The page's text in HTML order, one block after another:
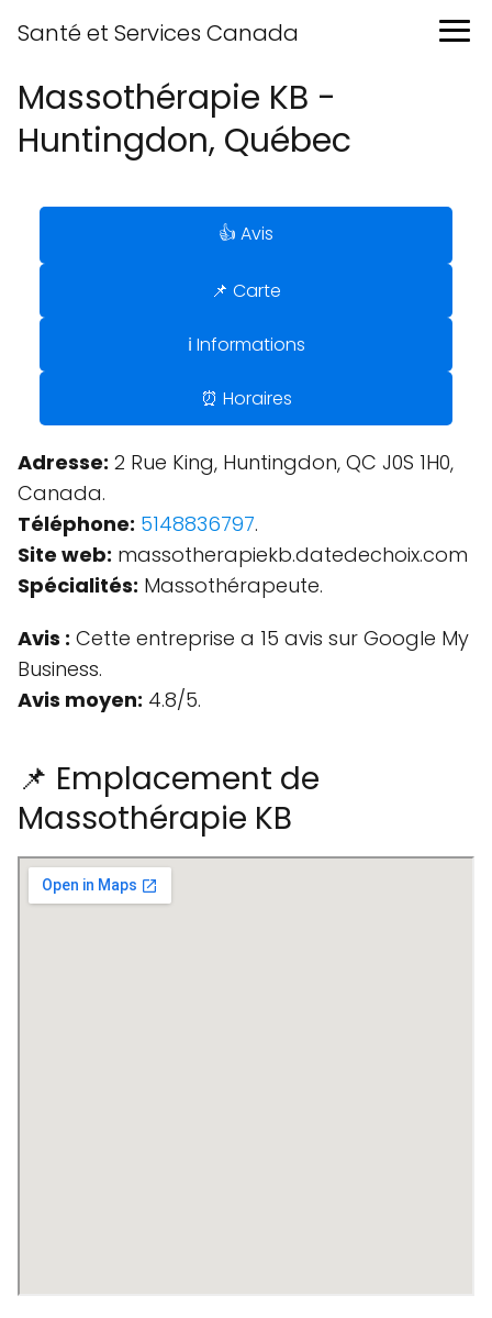
Santé et Services Canada
Massothérapie KB -
Huntingdon, Québec
👍 Avis
📌 Carte
ℹ️ Informations
⏰ Horaires
Adresse: 2 Rue King, Huntingdon, QC J0S 1H0,
Canada.
Téléphone: 5148836797.
Site web: massotherapiekb.datedechoix.com
Spécialités: Massothérapeute.
Avis : Cette entreprise a 15 avis sur Google My
Business.
Avis moyen: 4.8/5.
📌 Emplacement de
Massothérapie KB